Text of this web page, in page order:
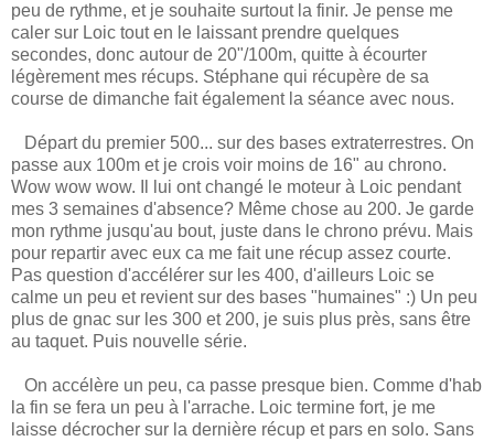
peu de rythme, et je souhaite surtout la finir. Je pense me
caler sur Loic tout en le laissant prendre quelques
secondes, donc autour de 20"/100m, quitte à écourter
légèrement mes récups. Stéphane qui récupère de sa
course de dimanche fait également la séance avec nous.
Départ du premier 500... sur des bases extraterrestres. On
passe aux 100m et je crois voir moins de 16" au chrono.
Wow wow wow. Il lui ont changé le moteur à Loic pendant
mes 3 semaines d'absence? Même chose au 200. Je garde
mon rythme jusqu'au bout, juste dans le chrono prévu. Mais
pour repartir avec eux ca me fait une récup assez courte.
Pas question d'accélérer sur les 400, d'ailleurs Loic se
calme un peu et revient sur des bases "humaines" :) Un peu
plus de gnac sur les 300 et 200, je suis plus près, sans être
au taquet. Puis nouvelle série.
On accélère un peu, ca passe presque bien. Comme d'hab
la fin se fera un peu à l'arrache. Loic termine fort, je me
laisse décrocher sur la dernière récup et pars en solo. Sans